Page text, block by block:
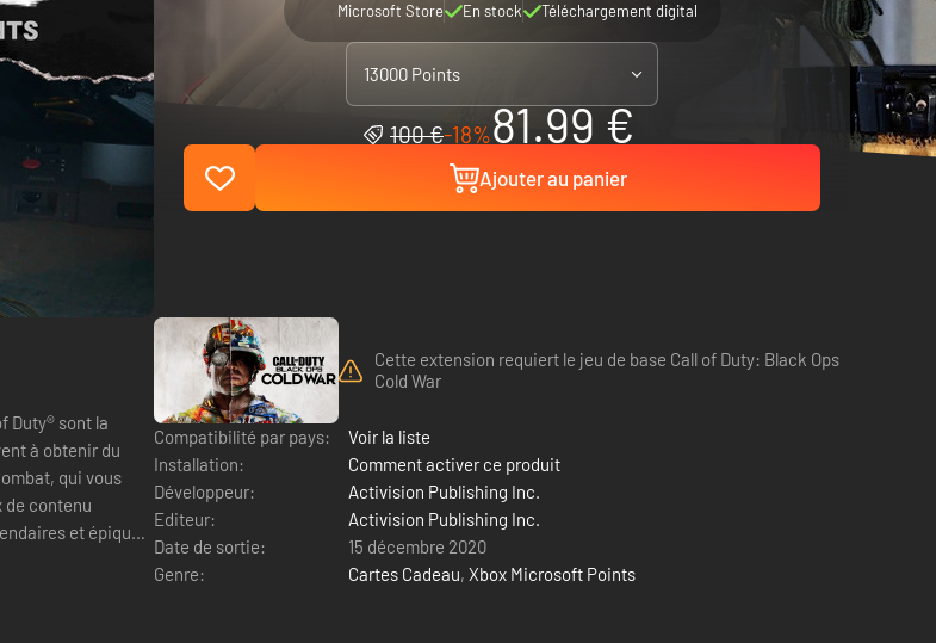
Microsoft Store En stock Téléchargement digital
13000 Points
100 €-18%81.99 €
Ajouter au panier
à obtenir du
Cette extension requiert le jeu de base Call of Duty: Black Ops
Cold War
Compatibilité par pays:
Voir la liste
Installation:
Comment activer ce produit
Développeur:
Activision Publishing Inc.
Editeur:
Activision Publishing Inc.
Date de sortie:
15 décembre 2020
Genre:
Cartes Cadeau, Xbox Microsoft Points